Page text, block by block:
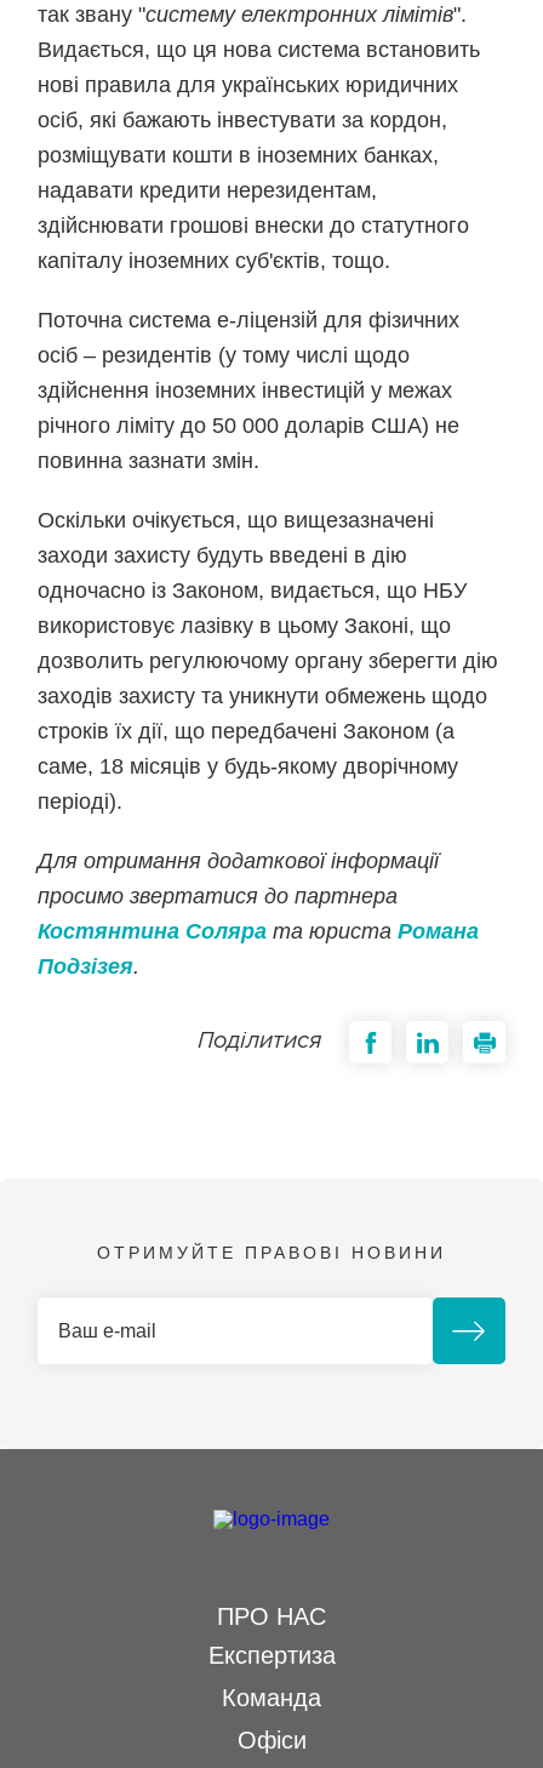
так звану "систему електронних лімітів".
Видається, що ця нова система встановить
нові правила для українських юридичних
осіб, які бажають інвестувати за кордон,
розміщувати кошти в іноземних банках,
надавати кредити нерезидентам,
здійснювати грошові внески до статутного
капіталу іноземних суб'єктів, тощо.
Поточна система е-ліцензій для фізичних
осіб – резидентів (у тому числі щодо
здійснення іноземних інвестицій у межах
річного ліміту до 50 000 доларів США) не
повинна зазнати змін.
Оскільки очікується, що вищезазначені
заходи захисту будуть введені в дію
одночасно із Законом, видається, що НБУ
використовує лазівку в цьому Законі, що
дозволить регулюючому органу зберегти дію
заходів захисту та уникнути обмежень щодо
строків їх дії, що передбачені Законом (а
саме, 18 місяців у будь-якому дворічному
періоді).
Для отримання додаткової інформації
просимо звертатися до партнера
Костянтина Соляра та юристаРомана
Подзізея.
Поділитися
ОТРИМУЙТЕ ПРАВОВІ НОВИНИ
ПРО НАС
Експертиза
Команда
Офіси